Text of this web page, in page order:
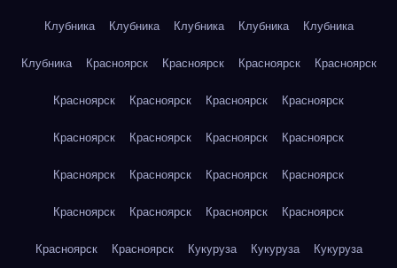
Клубника Клубника Клубника Клубника Клубника
Клубника Красноярск Красноярск Красноярск Красноярск
Красноярск Красноярск Красноярск Красноярск
Красноярск Красноярск Красноярск Красноярск
Красноярск Красноярск Красноярск Красноярск
Красноярск Красноярск Красноярск Красноярск
Красноярск Красноярск Кукуруза Кукуруза Кукуруза